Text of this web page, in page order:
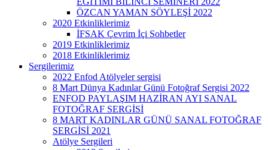
ÖZCAN YAMAN SÖYLEŞİ 2022
2020 Etkinliklerimiz
İFSAK Çevrim İçi Sohbetler
2019 Etkinliklerimiz
2018 Etkinliklerimiz
Sergilerimiz
2022 Enfod Atölyeler sergisi
8 Mart Dünya Kadınlar Günü Fotoğraf Sergisi 2022
ENFOD PAYLAŞIM HAZİRAN AYI SANAL
FOTOĞRAF SERGİSİ
8 MART KADINLAR GÜNÜ SANAL FOTOĞRAF
SERGİSİ 2021
Atölye Sergileri